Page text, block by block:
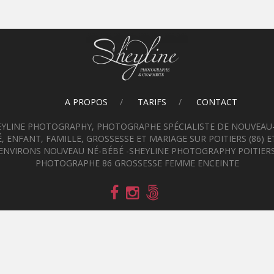
A PROPOS TARIFS CONTACT
PHOTOGRAPHY, PHOTOGRAPHE SPÉCIALISTE DE
ENFANT, FAMILLE, GROSSESSE ET MARIAGE SUR POITIERS (86)
ENVIRONS NOUVEAU NÉ-BÉBÉ -SHEYLINE PHOTOGRAPHY
PHOTOGRAPHE 86 GROSSESSE FEMME ENCEINTE